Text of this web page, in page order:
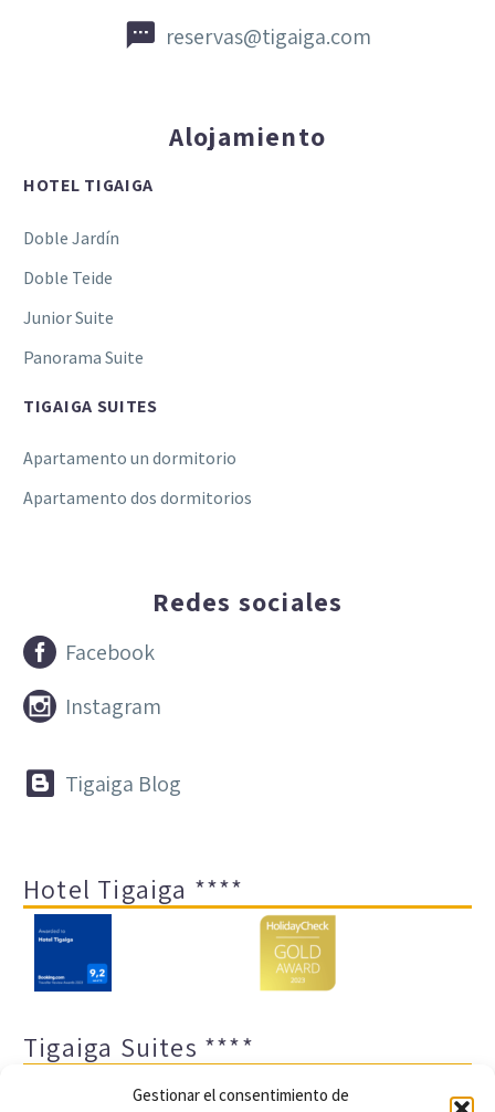
Gestionar el consentimiento de

 reservas@tigaiga.com
Alojamiento
HOTEL TIGAIGA
Doble Jardín
Doble Teide
Junior Suite
Panorama Suite
TIGAIGA SUITES
Apartamento un dormitorio
Apartamento dos dormitorios
Redes sociales

 Facebook

 Instagram

 Tigaiga Blog
Hotel Tigaiga ****
Tigaiga Suites ****